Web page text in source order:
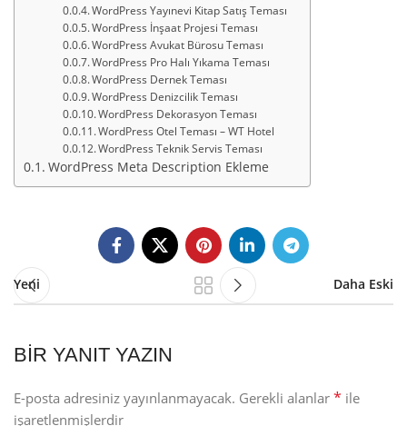
WordPress Yayınevi Kitap Satış Teması
WordPress İnşaat Projesi Teması
WordPress Avukat Bürosu Teması
WordPress Pro Halı Yıkama Teması
WordPress Dernek Teması
WordPress Denizcilik Teması
WordPress Dekorasyon Teması
WordPress Otel Teması – WT Hotel
WordPress Teknik Servis Teması
WordPress Meta Description Ekleme
Yeni Daha Eski
BIR YANIT YAZIN
E-posta adresiniz yayınlanmayacak. Gerekli alanlar * ile
işaretlenmişlerdir